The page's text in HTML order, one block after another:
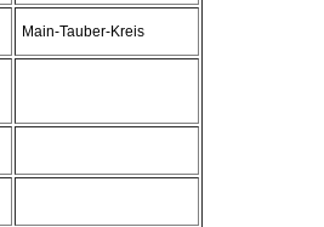
Main-Tauber-Kreis